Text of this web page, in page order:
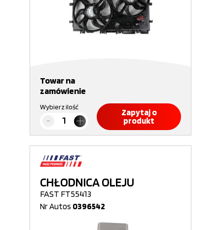
Towar na
zamówienie
Wybierz ilość
Zapytaj o
produkt
CHŁODNICA OLEJU
FAST FT55413
Nr Autos 0396542